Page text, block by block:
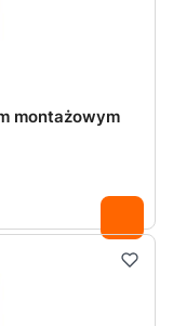
montażowym